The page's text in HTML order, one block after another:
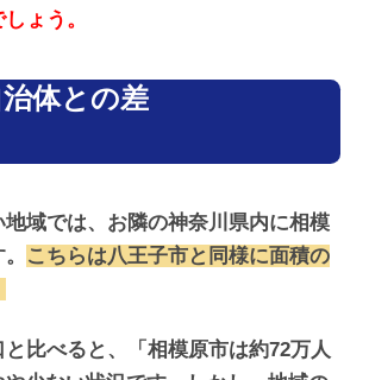
ょう。
体との差
地域では、お隣の神奈川県内に相模
こちらは八王子市と同様に面積の
比べると、「相模原市は約72万人